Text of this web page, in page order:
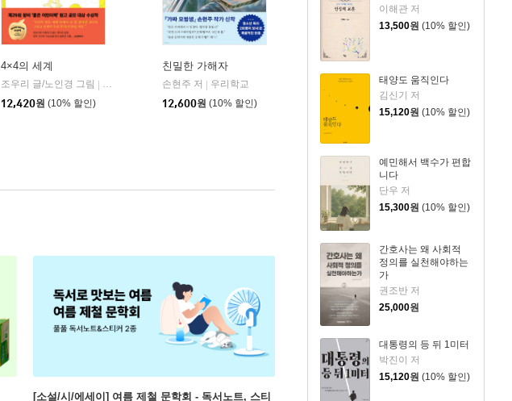
이해관 저
13,500원 (10% 할인)
태양도 움직인다
김신기 저
15,120원 (10% 할인)
예민해서 백수가 편합
니다
단우 저
15,300원 (10% 할인)
간호사는 왜 사회적
정의를 실천해야하는
가
권조반 저
25,000원
대통령의 등 뒤 1미터
박진이 저
15,120원 (10% 할인)
4×4의 세계
조우리 글/노인경 그림
창비
12,420원 (10% 할인)
친밀한 가해자
손현주 저
우리학교
12,600원 (10% 할인)
[소설/시/에세이] 여름 제철 문학회 - 독서노트, 스티